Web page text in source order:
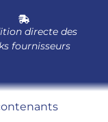
directe des
fournisseurs